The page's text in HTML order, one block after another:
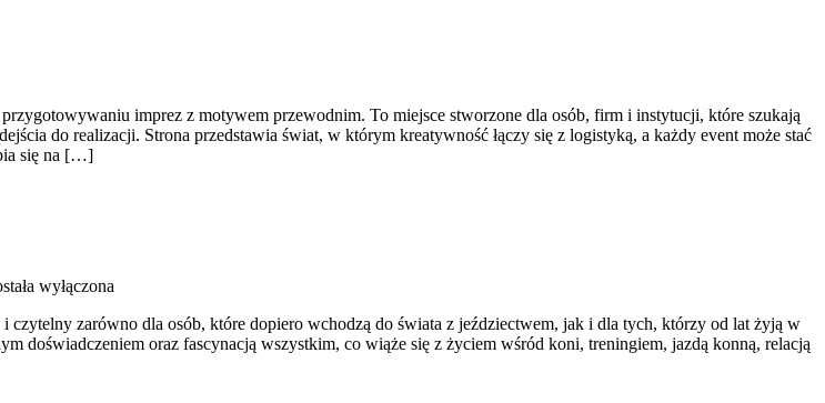
imprez z motywem przewodnim. To miejsce stworzone dla osób, firm i instytucji, które szukają
do realizacji. Strona przedstawia świat, w którym kreatywność łączy się z logistyką, a każdy event może stać
się na […]
wyłączona
zarówno dla osób, które dopiero wchodzą do świata z jeździectwem, jak i dla tych, którzy od lat żyją w
doświadczeniem oraz fascynacją wszystkim, co wiąże się z życiem wśród koni, treningiem, jazdą konną, relacją